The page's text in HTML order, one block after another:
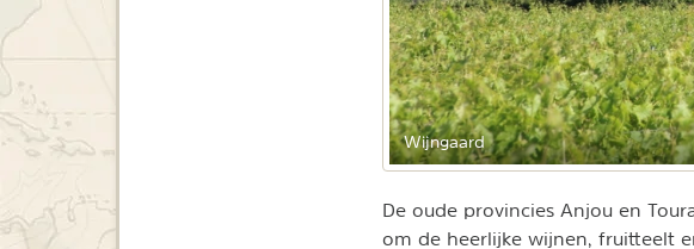
Wijngaard
De oude provincies Anjou en
om de heerlijke wijnen, fruitteelt